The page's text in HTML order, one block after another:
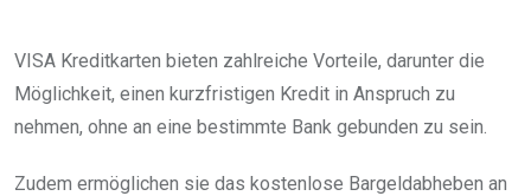
VISA Kreditkarten bieten zahlreiche Vorteile, darunter die
Möglichkeit, einen kurzfristigen Kredit in Anspruch zu
nehmen, ohne an eine bestimmte Bank gebunden zu sein.
Zudem ermöglichen sie das kostenlose Bargeldabheben an